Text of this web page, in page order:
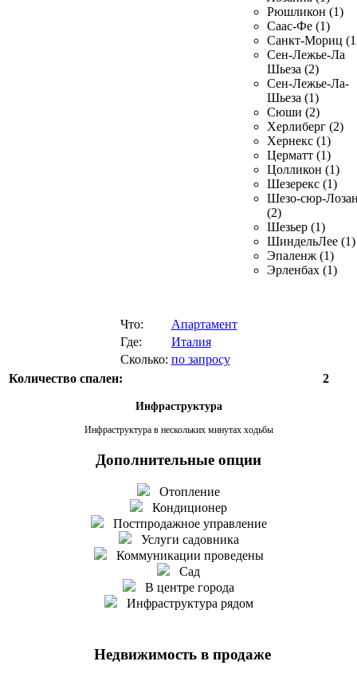
Рюшликон (1)
Саас-Фе (1)
Санкт-Мориц
Сен-Лежье-Ла
Шьеза (2)
Сен-Лежье-Ла-
Шьеза (1)
Сюши (2)
Херлиберг (2)
Хернекс (1)
Церматт (1)
Цолликон (1)
Шезерекс (1)
Шезо-сюр-
(2)
Шезьер (1)
ШиндельЛее (1)
Эпаленж (1)
Эрленбах (1)
Что:
Апартамент
Где:
Италия
Сколько: по запросу
Количество спален:
2
Инфраструктура
Инфраструктура в нескольких минутах ходьбы
Дополнительные опции
Отопление
Кондиционер
Постпродажное управление
Услуги садовника
Коммуникации проведены
Сад
В центре города
Инфраструктура рядом
Недвижимость в продаже